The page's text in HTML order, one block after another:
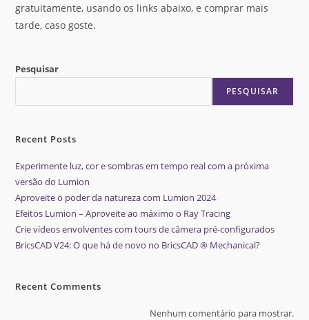
gratuitamente, usando os links abaixo, e comprar mais
tarde, caso goste.
Pesquisar
PESQUISAR
Recent Posts
Experimente luz, cor e sombras em tempo real com a próxima
versão do Lumion
Aproveite o poder da natureza com Lumion 2024
Efeitos Lumion – Aproveite ao máximo o Ray Tracing
Crie vídeos envolventes com tours de câmera pré-configurados
BricsCAD V24: O que há de novo no BricsCAD ® Mechanical?
Recent Comments
Nenhum comentário para mostrar.